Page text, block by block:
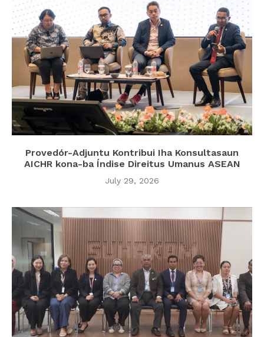
Provedór-Adjuntu Kontribui Iha Konsultasaun
AICHR kona-ba Índise Direitus Umanus ASEAN
July 29, 2026